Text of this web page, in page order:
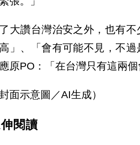
大讚台灣治安之外，也有
」、「會有可能不見，不
原PO：「在台灣只有這兩
封面示意圖／AI生成）
閱讀